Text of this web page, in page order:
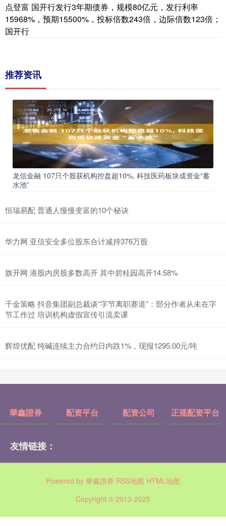
点登富 国开行发行3年期债券，规模80亿元，发行利率
15968%，预期15500%，投标倍数243倍，边际倍数123倍；
国开行
推荐资讯
龙信金融 107只个股获机构控盘超10%, 科技医药板块成资金“蓄
水池”
恒瑞易配 普通人慢慢变富的10个秘诀
华力网 亚信安全多位股东合计减持376万股
旗开网 港股内房股多数高开 其中碧桂园高开14.58%
千金策略 抖音集团副总裁谈“字节离职赛道”：部分作者从未在字
节工作过 培训机构虚假宣传引流卖课
辉煌优配 纯碱连续主力合约日内跌1%，现报1295.00元/吨
華鑫證券 配资平台 配资公司 正规配资平台
友情链接：
Powered by 華鑫證券 RSS地图 HTML地图
Copyright © 2013-2025